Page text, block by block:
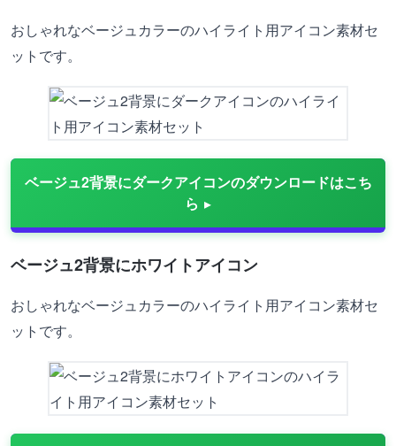
おしゃれなベージュカラーのハイライト用アイコン素材セ
ットです。
ベージュ2背景にダークアイコンのダウンロードはこち
ら
ベージュ2背景にホワイトアイコン
おしゃれなベージュカラーのハイライト用アイコン素材セ
ットです。